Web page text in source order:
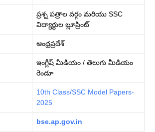
ప్రశ్న పత్రాల వర్గం మరియు SSC
విద్యార్థుల బ్లూప్రింట్
ఆంధ్రప్రదేశ్
ఇంగ్లీష్ మీడియం / తెలుగు మీడియం
రెండూ
10th Class/SSC Model Papers-
2025
bse.ap.gov.in